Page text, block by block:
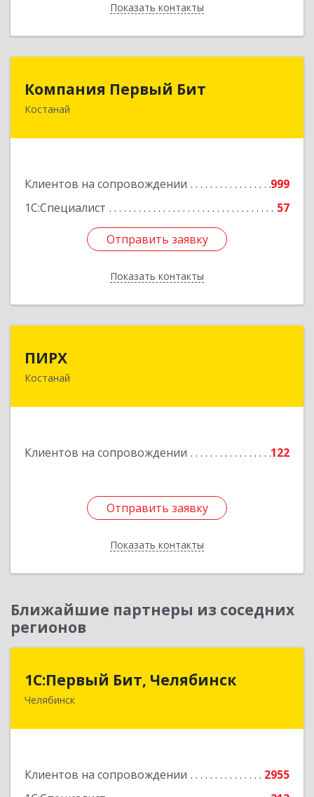
Показать контакты
Назад
Компания Первый Бит
Костанай
Клиентов на сопровождении
999
1С:Специалист
57
Отправить заявку
Показать контакты
Компания Первый Бит
Республика Казахстан, г. Костанай, Аль-Фараби,
Отправить заявку
Назад
ПИРХ
Костанай
Клиентов на сопровождении 122
Отправить заявку
Показать контакты
Республика Казахстан, Костанайская область,
Отправить заявку
Назад
Ближайшие партнеры из соседних
регионов
1С:Первый Бит, Челябинск
Челябинск
Клиентов на сопровождении
2955
1С:Первый Бит, Челябинск